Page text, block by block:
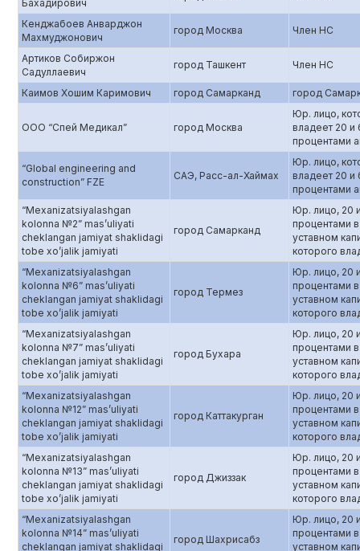
Бахадирович
Кенджабоев Анварджон
Махмуджонович
город Москва Член НС
Артиков Собиржон
Садуллаевич
город Ташкент Член НС
Каимов Хошим Каримович город Самарканд город
ООО “Спей Медикал” город Москва
Юр. лицо,
владеет 20 и
процентами
“Global engineering and
construction” FZE
САЭ, Расс-ал-Хаймах
Юр. лицо,
владеет 20 и
процентами
“Mexanizatsiyalashgan
kolonna №2” mas’uliyati
cheklangan jamiyat shaklidagi
tobe xo’jalik jamiyati
город Самарканд
Юр. лицо, 20
процентами в
уставном
которого
“Mexanizatsiyalashgan
kolonna №6” mas’uliyati
cheklangan jamiyat shaklidagi
tobe xo’jalik jamiyati
город Термез
Юр. лицо, 20
процентами в
уставном
которого
“Mexanizatsiyalashgan
kolonna №7” mas’uliyati
cheklangan jamiyat shaklidagi
tobe xo’jalik jamiyati
город Бухара
Юр. лицо, 20
процентами в
уставном
которого
“Mexanizatsiyalashgan
kolonna №12” mas’uliyati
cheklangan jamiyat shaklidagi
tobe xo’jalik jamiyati
город Каттакурган
Юр. лицо, 20
процентами в
уставном
которого
“Mexanizatsiyalashgan
kolonna №13” mas’uliyati
cheklangan jamiyat shaklidagi
tobe xo’jalik jamiyati
город Джиззак
Юр. лицо, 20
процентами в
уставном
которого
“Mexanizatsiyalashgan
kolonna №14” mas’uliyati
cheklangan jamiyat shaklidagi
город Шахрисабз
Юр. лицо, 20
процентами в
уставном